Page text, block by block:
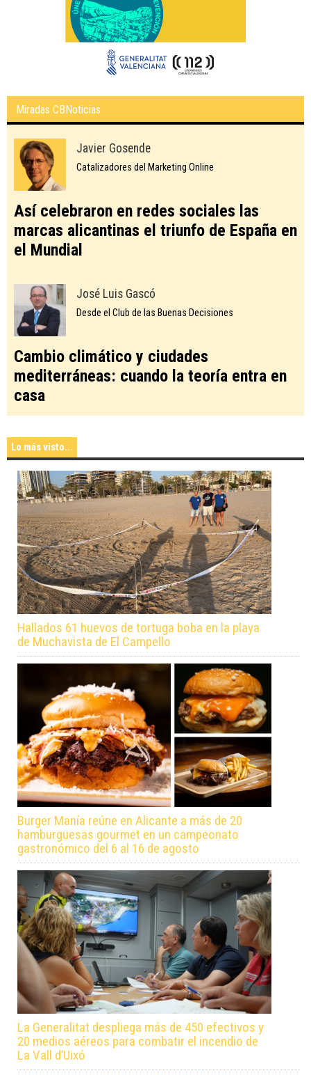
Miradas CBNoticias
Javier Gosende
Catalizadores del Marketing Online
Así celebraron en redes sociales las
marcas alicantinas el triunfo de España en
el Mundial
José Luis Gascó
Desde el Club de las Buenas Decisiones
Cambio climático y ciudades
mediterráneas: cuando la teoría entra en
casa
Lo más visto...
Hallados 61 huevos de tortuga boba en la playa
de Muchavista de El Campello
Burger Manía reúne en Alicante a más de 20
hamburguesas gourmet en un campeonato
gastronómico del 6 al 16 de agosto
La Generalitat despliega más de 450 efectivos y
20 medios aéreos para combatir el incendio de
La Vall d’Uixó